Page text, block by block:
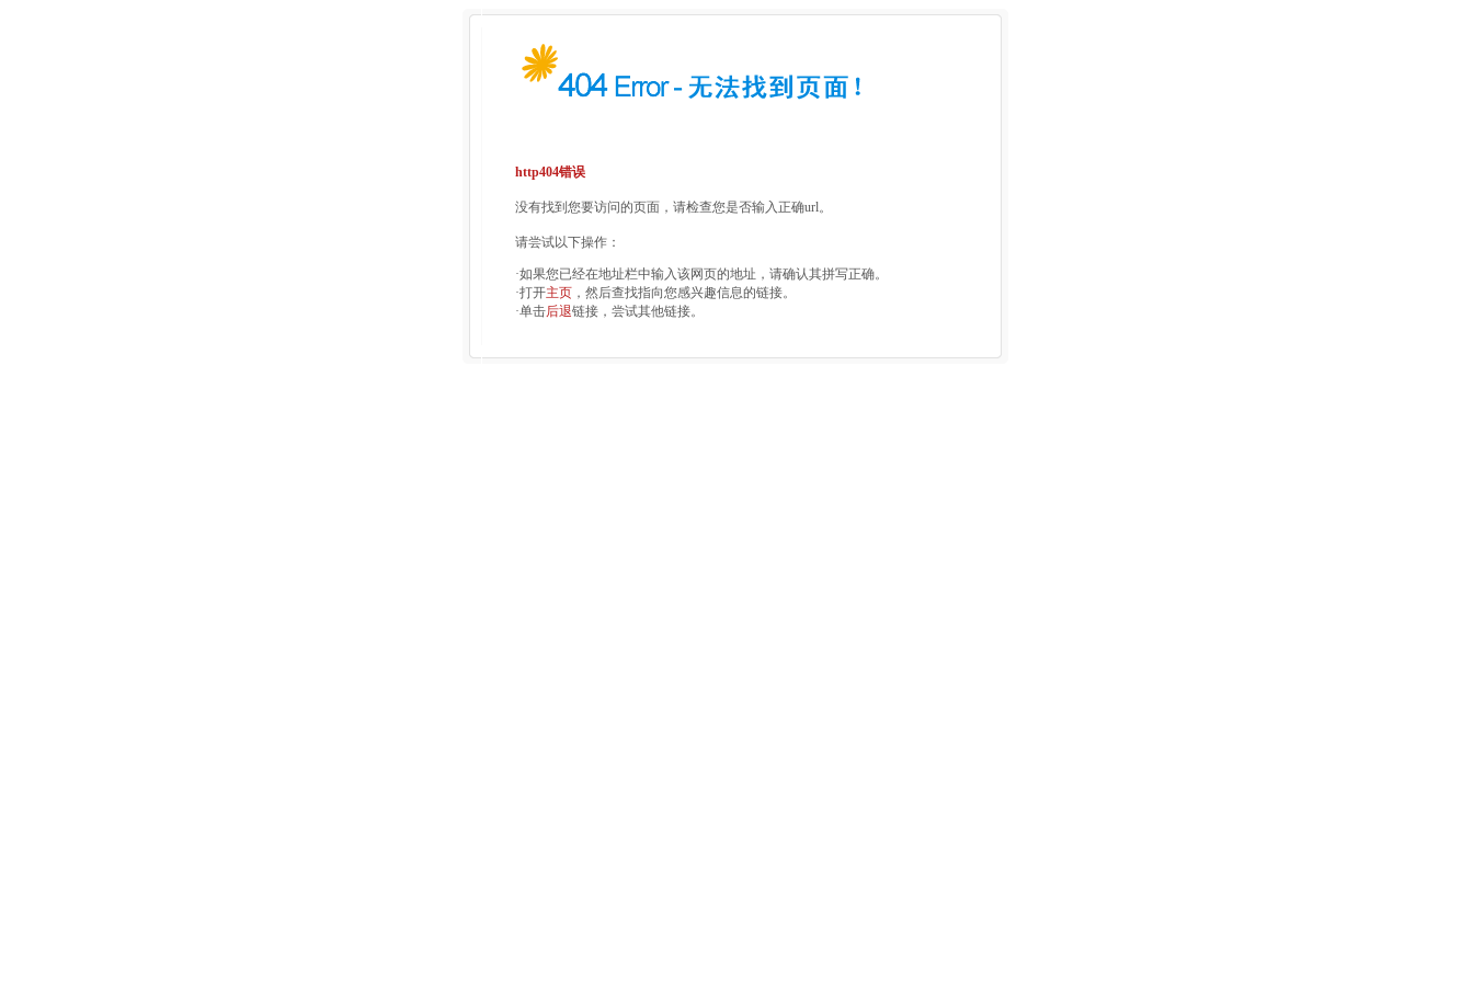
http404错误
没有找到您要访问的页面，请检查您是否输入正确url。
请尝试以下操作：
·如果您已经在地址栏中输入该网页的地址，请确认其拼写正确。
·打开主页 ，然后查找指向您感兴趣信息的链接。
·单击后退链接，尝试其他链接。